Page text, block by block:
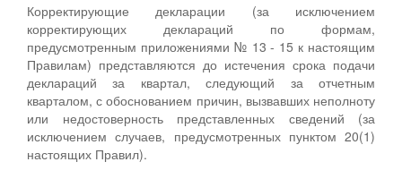
Корректирующие декларации (за исключением
корректирующих деклараций по формам,
предусмотренным приложениями № 13 - 15 к настоящим
Правилам) представляются до истечения срока подачи
деклараций за квартал, следующий за отчетным
кварталом, с обоснованием причин, вызвавших неполноту
или недостоверность представленных сведений (за
исключением случаев, предусмотренных пунктом 20(1)
настоящих Правил).